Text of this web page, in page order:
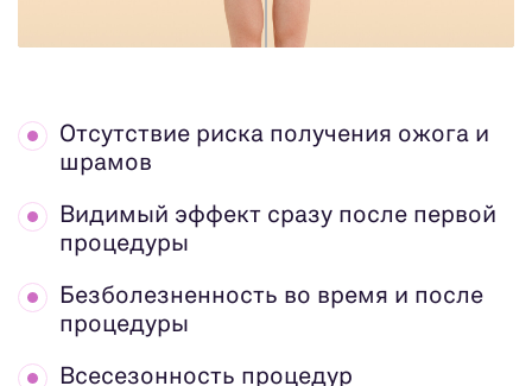
Отсутствие риска получения ожога и
шрамов
Видимый эффект сразу после первой
процедуры
Безболезненность во время и после
процедуры
Всесезонность процедур